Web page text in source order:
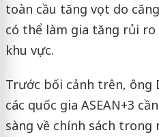
toàn cầu tăng vọt do
có thể làm gia tăng rủi
khu vực.
Trước bối cảnh trên, ông
các quốc gia ASEAN+3
sàng về chính sách